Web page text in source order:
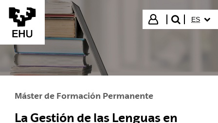
Saltar al contenido principal
Iniciar sesión
buscar"
ES
Máster de Formación Permanente
La Gestión de las Lenguas en